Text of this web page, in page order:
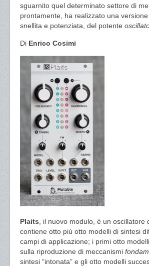
sguarnito quel determinato settore di
prontamente, ha realizzato una versione
snellita e potenziata, del potente
Di Enrico Cosimi
Plaits , il nuovo modulo, è un oscillatore
contiene otto più otto modelli di sintesi
campi di applicazione; i primi otto
sulla riproduzione di meccanismi
sintesi “intonata” e gli otto modelli